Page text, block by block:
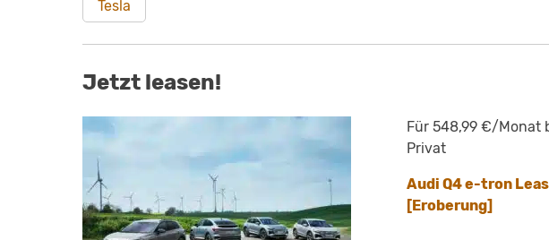
Tesla
Jetzt leasen!
Für 548,99 €/Monat
Privat
Audi Q4 e-tron
[Eroberung]